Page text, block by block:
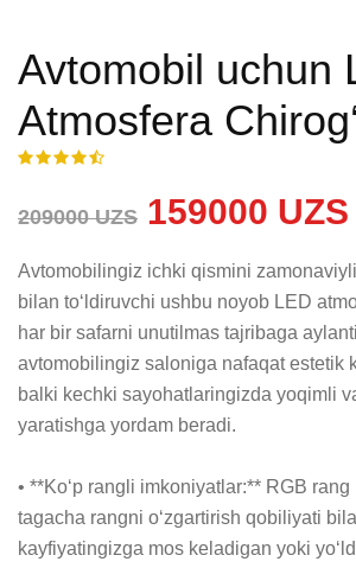
Avtomobil uchun
Atmosfera
209000 UZS 159000 UZS
Avtomobilingiz ichki qismini
bilan to‘ldiruvchi ushbu noyob LED
har bir safarni unutilmas tajribaga
avtomobilingiz saloniga nafaqat estetik
balki kechki sayohatlaringizda yoqimli
yaratishga yordam beradi.
• **Ko‘p rangli imkoniyatlar:** RGB
tagacha rangni o‘zgartirish qobiliyati
kayfiyatingizga mos keladigan yoki